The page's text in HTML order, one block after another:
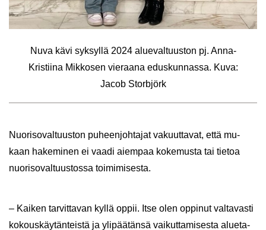
Nuva kävi syk­syl­lä 2024 alue­val­tuus­ton pj. Anna-​
Kristiina Mik­ko­sen vie­raa­na edus­kun­nas­sa. Kuva:
Jacob Storb­jörk
Nuo­ri­so­val­tuus­ton pu­heen­joh­ta­jat va­kuut­ta­vat, että mu­
kaan ha­ke­mi­nen ei vaadi ai­em­paa ko­ke­mus­ta tai tie­toa
nuo­ri­so­val­tuus­tos­sa toi­mi­mi­ses­ta.
– Kai­ken tar­vit­ta­van kyllä oppii. Itse olen op­pi­nut val­ta­vas­ti
ko­kous­käy­tän­teis­tä ja yli­pää­tän­sä vai­kut­ta­mi­ses­ta alue­ta­